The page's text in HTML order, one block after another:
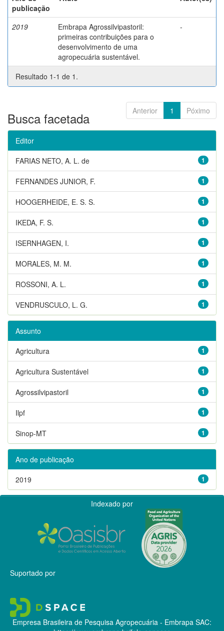
publicação
2019
Embrapa Agrossilvipastoril:
primeiras contribuições para o
desenvolvimento de uma
agropecuária sustentável.
-
Resultado 1-1 de 1.
Anterior 1 Póximo
Busca facetada
Editor
1
FARIAS NETO, A. L. de
1
FERNANDES JUNIOR, F.
1
HOOGERHEIDE, E. S. S.
1
IKEDA, F. S.
1
ISERNHAGEN, I.
1
MORALES, M. M.
1
ROSSONI, A. L.
1
VENDRUSCULO, L. G.
Assunto
1
Agricultura
1
Agricultura Sustentável
1
Agrossilvipastoril
1
Ilpf
1
Sinop-MT
Ano de publicação
1
2019
Indexado por
Suportado por
Empresa Brasileira de Pesquisa Agropecuária - Embrapa SAC: